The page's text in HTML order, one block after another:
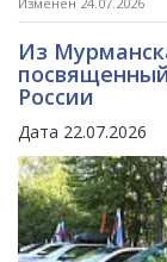
Из
России
Дата 22.07.2026